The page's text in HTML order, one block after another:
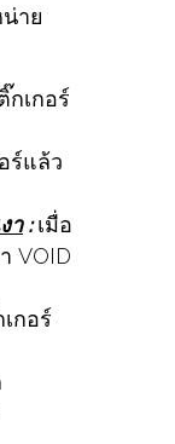
าย
กเกอร์
ร์แล้ว
า:เมื่อ
VOID
กอร์